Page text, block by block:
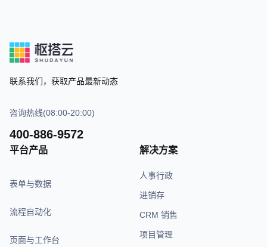
联系我们，获取产品最新动态
咨询热线(08:00-20:00)
400-886-9572
平台产品
表单与数据
流程自动化
页面与工作台
解决方案
人事行政
进销存
CRM 销售
项目管理